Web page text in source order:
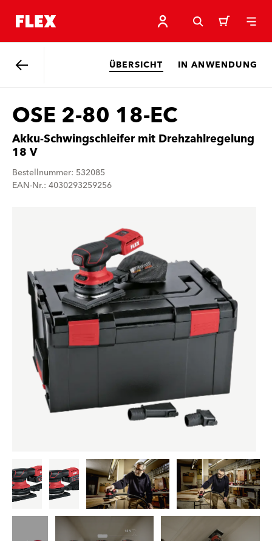
ÜBERSICHT IN ANWENDUNG
OSE 2-80 18-EC
Akku-Schwingschleifer mit Drehzahlregelung
18 V
Bestellnummer: 532085
EAN-Nr.: 4030293259256